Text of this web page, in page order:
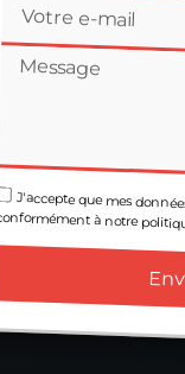
J'accepte que mes
à notre